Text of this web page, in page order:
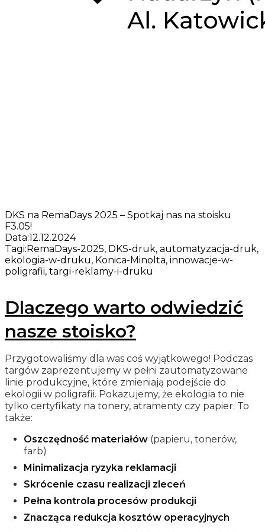
DKS na RemaDays 2025 – Spotkaj nas na stoisku
F3.05!
Data:12.12.2024
Tagi:RemaDays-2025, DKS-druk, automatyzacja-druk,
ekologia-w-druku, Konica-Minolta, innowacje-w-
poligrafii, targi-reklamy-i-druku
Dlaczego warto odwiedzić
nasze stoisko?
Przygotowaliśmy dla was coś wyjątkowego! Podczas
targów zaprezentujemy w pełni zautomatyzowane
linie produkcyjne, które zmieniają podejście do
ekologii w poligrafii. Pokazujemy, że ekologia to nie
tylko certyfikaty na tonery, atramenty czy papier. To
także:
Oszczędność materiałów (papieru, tonerów,
farb)
Minimalizacja ryzyka reklamacji
Skrócenie czasu realizacji zleceń
Pełna kontrola procesów produkcji
Znacząca redukcja kosztów operacyjnych